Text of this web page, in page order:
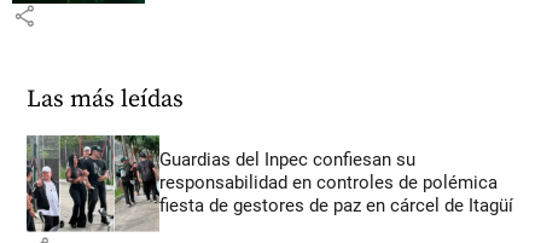
share
Las más leídas
Guardias del Inpec confiesan su
responsabilidad en controles de polémica
fiesta de gestores de paz en cárcel de Itagüí